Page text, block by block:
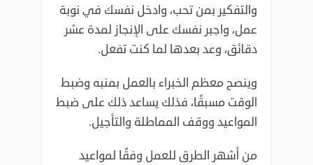
والتفكير بمن ‏تحب، وادخل نفسك في نوبة
عمل، واجبر نفسك على الإنجاز لمدة عشر
دقائق، وعد بعدها لما كنت تفعل‎.‎
وينصح معظم الخبراء بالعمل بمنبه وضبط
الوقت مسبقًا، فذلك يساعد ذلك على ضبط
المواعيد ووقف ‏المماطلة والتأجيل‎.‎
من أشهر الطرق للعمل وفقًا لمواعيد